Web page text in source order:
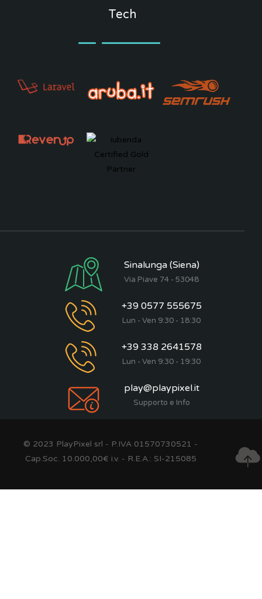
Tech
Sinalunga (Siena)
Via Piave 74 - 53048
+39 0577 555675
Lun - Ven 9:30 - 18:30
+39 338 2641578
Lun - Ven 9:30 - 19:30
play@playpixel.it
Supporto e Info
© 2023 PlayPixel srl - P.IVA 01570730521 -
Cap.Soc. 10.000,00€ i.v. - R.E.A.: SI-215085